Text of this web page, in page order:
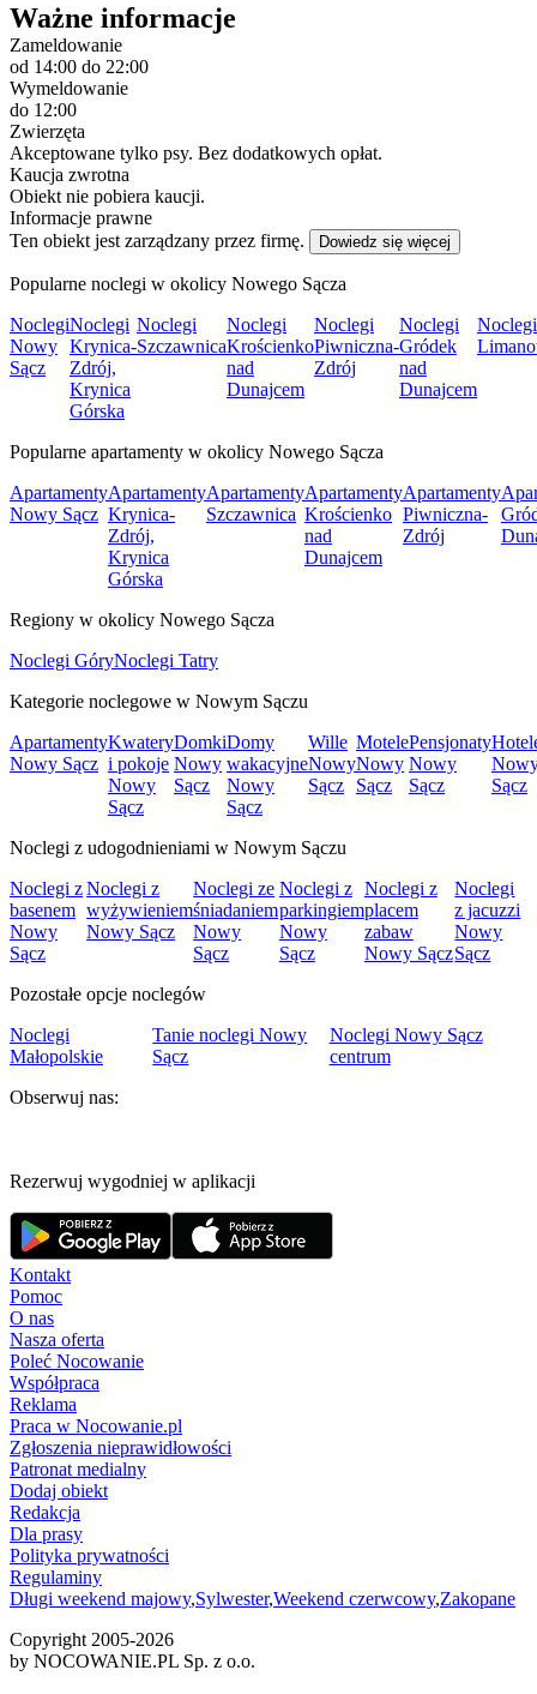
Ważne informacje
Zameldowanie
od 14:00 do 22:00
Wymeldowanie
do 12:00
Zwierzęta
Akceptowane tylko psy. Bez dodatkowych opłat.
Kaucja zwrotna
Obiekt nie pobiera kaucji.
Informacje prawne
Ten obiekt jest zarządzany przez firmę.
Dowiedz się więcej
Popularne noclegi w okolicy Nowego Sącza
Noclegi
Nowy
Sącz
Noclegi
Krynica-
Zdrój,
Krynica
Górska
Noclegi
Szczawnica
Noclegi
Krościenko
nad
Dunajcem
Noclegi
Piwniczna-
Zdrój
Noclegi
Gródek
nad
Dunajcem
Noclegi
Popularne apartamenty w okolicy Nowego Sącza
Apartamenty
Nowy Sącz
Apartamenty
Krynica-
Zdrój,
Krynica
Górska
Apartamenty
Szczawnica
Apartamenty
Krościenko
nad
Dunajcem
Apartamenty
Piwniczna-
Zdrój
Regiony w okolicy Nowego Sącza
Noclegi GóryNoclegi Tatry
Kategorie noclegowe w Nowym Sączu
Apartamenty
Nowy Sącz
Kwatery
i pokoje
Nowy
Sącz
Domki
Nowy
Sącz
Domy
wakacyjne
Nowy
Sącz
Wille
Nowy
Sącz
Motele
Nowy
Sącz
Pensjonaty
Nowy
Sącz
Sącz
Noclegi z udogodnieniami w Nowym Sączu
Noclegi z
basenem
Nowy
Sącz
Noclegi z
wyżywieniem
Nowy Sącz
Noclegi ze
śniadaniem
Nowy
Sącz
Noclegi z
parkingiem
Nowy
Sącz
Noclegi z
placem
zabaw
Nowy Sącz
Noclegi
z jacuzzi
Nowy
Sącz
Pozostałe opcje noclegów
Noclegi
Małopolskie
Tanie noclegi Nowy
Sącz
Noclegi Nowy Sącz
centrum
Obserwuj nas:
Rezerwuj wygodniej w aplikacji
Kontakt
Pomoc
O nas
Nasza oferta
Poleć Nocowanie
Współpraca
Reklama
Praca w Nocowanie.pl
Zgłoszenia nieprawidłowości
Patronat medialny
Dodaj obiekt
Redakcja
Dla prasy
Polityka prywatności
Regulaminy
Długi weekend majowy,Sylwester,Weekend czerwcowy,Zakopane
Copyright 2005-2026
by NOCOWANIE.PL Sp. z o.o.